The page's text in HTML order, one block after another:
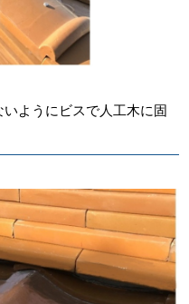
ようにビスで人工木に固